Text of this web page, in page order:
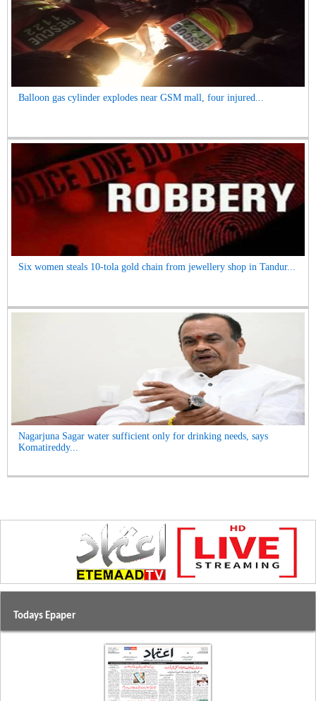
Balloon gas cylinder explodes near GSM mall, four injured...
Six women steals 10-tola gold chain from jewellery shop in Tandur...
Nagarjuna Sagar water sufficient only for drinking needs, says
Komatireddy...
Todays Epaper